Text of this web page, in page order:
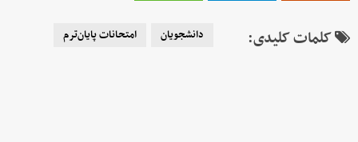
کلمات کلیدی: دانشجویان امتحانات پایان‌ترم